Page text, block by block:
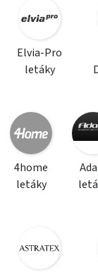
Elvia-Pro
letáky
4home
letáky